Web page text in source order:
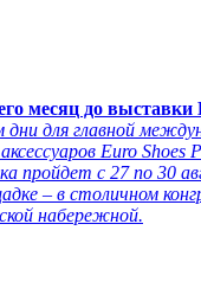
месяц до выставки
для главной
Euro Shoes
пройдет с 27 по 30
– в столичном
набережной.